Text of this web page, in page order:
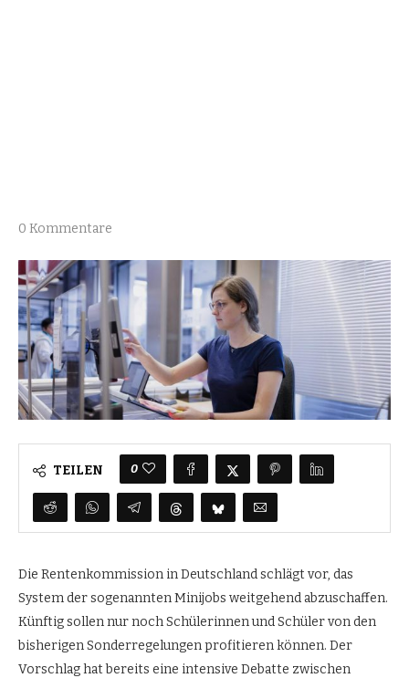
0 Kommentare
TEILEN 0
Die Rentenkommission in Deutschland schlägt vor, das
System der sogenannten Minijobs weitgehend abzuschaffen.
Künftig sollen nur noch Schülerinnen und Schüler von den
bisherigen Sonderregelungen profitieren können. Der
Vorschlag hat bereits eine intensive Debatte zwischen